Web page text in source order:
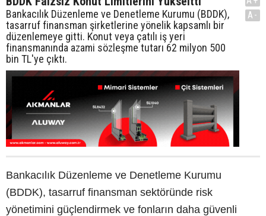
Bankacılık Düzenleme ve Denetleme Kurumu (BDDK),
tasarruf finansman şirketlerine yönelik kapsamlı bir
düzenlemeye gitti. Konut veya çatılı iş yeri
finansmanında azami sözleşme tutarı 62 milyon 500
bin TL'ye çıktı.
A-
Bankacılık Düzenleme ve Denetleme Kurumu
(BDDK), tasarruf finansman sektöründe risk
yönetimini güçlendirmek ve fonların daha güvenli